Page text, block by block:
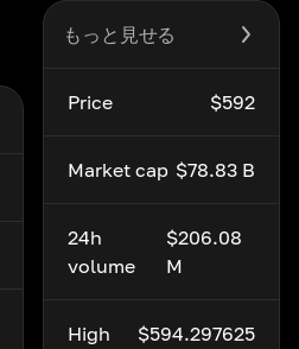
もっと見せる
Price $592
Market cap $78.83 B
24h
volume
$206.08
M
High
$594.297625